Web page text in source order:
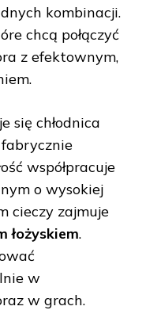
kombinacji.
chcą połączyć
z efektownym,
się chłodnica
współpracuje
o wysokiej
cieczy zajmuje
łożyskiem.
w
w grach.